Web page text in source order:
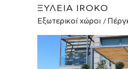
ΞΥΛΕΊΑ IROKO
Εξωτερικοί χώροι